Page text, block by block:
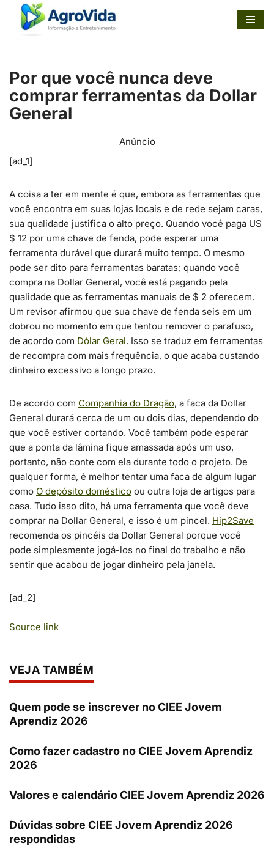
Pular
conteúdo
Por que você nunca deve
comprar ferramentas da Dollar
General
Anúncio
[ad_1]
A coisa a ter em mente é que, embora as ferramentas que
você encontra em suas lojas locais e de rede sejam caras,
sua qualidade justifica o alto preço. Quando você paga US
$ 12 por uma chave de fenda, pode esperar uma
ferramenta durável que durará muito tempo. O mesmo
pode ser dito para ferramentas baratas; quando você
compra na Dollar General, você está pagando pela
qualidade que as ferramentas manuais de $ 2 oferecem.
Um revisor afirmou que sua chave de fenda seis em um
dobrou no momento em que tentou remover o parafuso,
de acordo com Dólar Geral. Isso se traduz em ferramentas
de recompra com mais frequência, o que acaba custando
dinheiro excessivo a longo prazo.
De acordo com Companhia do Dragão, a faca da Dollar
General durará cerca de um ou dois dias, dependendo do
que você estiver cortando. Você também pode esperar
que a ponta da lâmina fique amassada após um uso,
portanto, não conte com ela durante todo o projeto. De
qualquer forma, é melhor tentar uma faca de algum lugar
como O depósito doméstico ou outra loja de artigos para
casa. Tudo isso dito, há uma ferramenta que você deve
comprar na Dollar General, e isso é um pincel. Hip2Save
recomenda os pincéis da Dollar General porque você
pode simplesmente jogá-los no final do trabalho e não
sentir que acabou de jogar dinheiro pela janela.
[ad_2]
Source link
VEJA TAMBÉM
Quem pode se inscrever no CIEE Jovem
Aprendiz 2026
Como fazer cadastro no CIEE Jovem Aprendiz
2026
Valores e calendário CIEE Jovem Aprendiz 2026
Dúvidas sobre CIEE Jovem Aprendiz 2026
respondidas